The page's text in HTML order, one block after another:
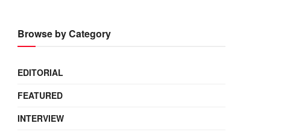
Browse by Category
EDITORIAL
FEATURED
INTERVIEW